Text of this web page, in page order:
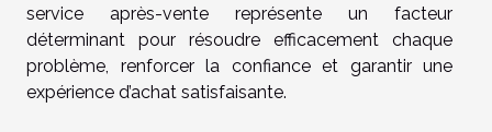
service après-vente représente un facteur
déterminant pour résoudre efficacement chaque
problème, renforcer la confiance et garantir une
expérience d’achat satisfaisante.